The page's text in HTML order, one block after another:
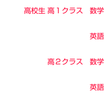
高校生 高１クラス 数学
英語
高２クラス
数学
英語